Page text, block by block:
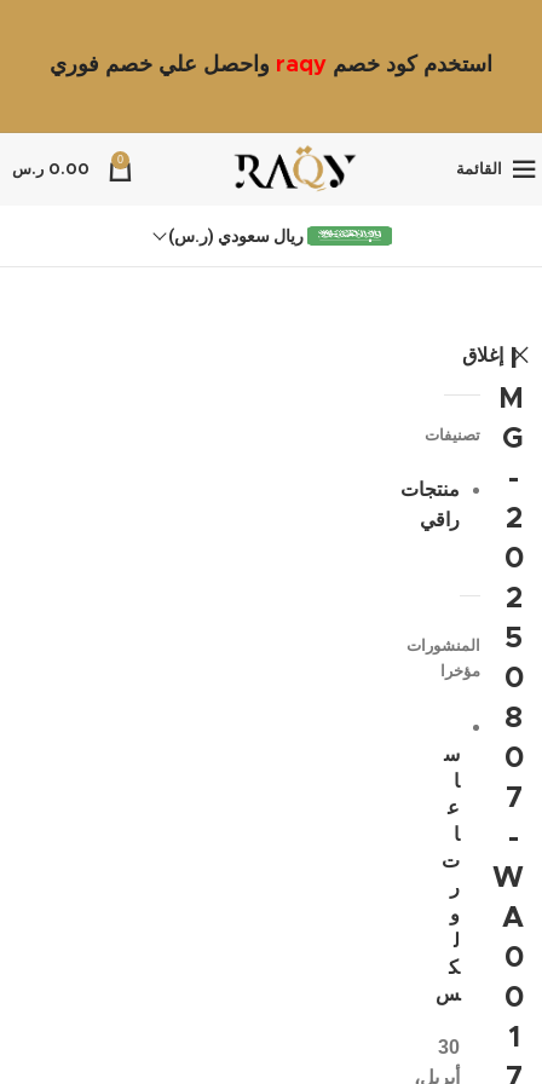
استخدم كود خصم raqy واحصل علي خصم فوري
القائمة
0
0.00 ر.س
ريال سعودي (ر.س)
I
M
G
-
2
0
2
5
0
8
0
7
-
W
A
0
0
1
7
إغلاق
تصنيفات
منتجات
راقي
المنشورات
مؤخرا
س
ا
ع
ا
ت
ر
و
ل
ك
س
30
أبريل،